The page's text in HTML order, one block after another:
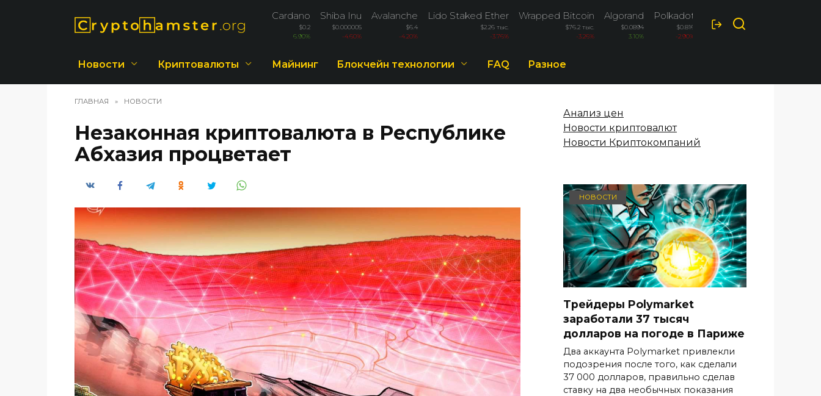
Cardano
$0.2
6.90%
Shiba Inu
$0.000005
-4.60%
Avalanche
$6.4
-4.20%
Lido Staked Ether
$2.26 тыс.
-3.76%
Wrapped Bitcoin
$76.2 тыс.
-3.26%
Algorand
$0.0894
3.10%
Polkadot
$0.816
-2.90%
$1.017
Новости Криптовалюты Майнинг Блокчейн технологии FAQ Разное
ГЛАВНАЯ » НОВОСТИ
Незаконная криптовалюта в Республике
Абхазия процветает
Анализ цен
Новости криптовалют
Новости Криптокомпаний
НОВОСТИ
Трейдеры Polymarket
заработали 37 тысяч
долларов на погоде в Париже
Два аккаунта Polymarket привлекли
подозрения после того, как сделали
37 000 долларов, правильно сделав
ставку на два необычных показания